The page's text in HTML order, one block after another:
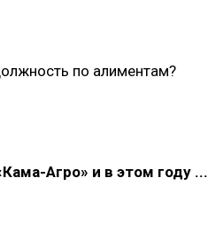
по алиментам?
Агро» и в этом году ...